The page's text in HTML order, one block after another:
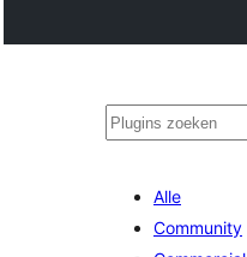
Zoeken
Alle
Community